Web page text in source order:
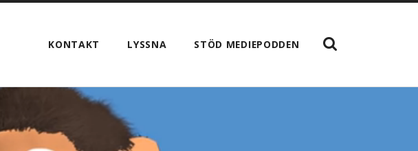
KONTAKT LYSSNA STÖD MEDIEPODDEN
VISA
SÖKFÄLTET